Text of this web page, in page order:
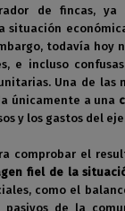
de fincas,
situación
todavía hoy
e incluso
Una de las
únicamente a una
y los gastos del
comprobar el
fiel de la
como el
de la